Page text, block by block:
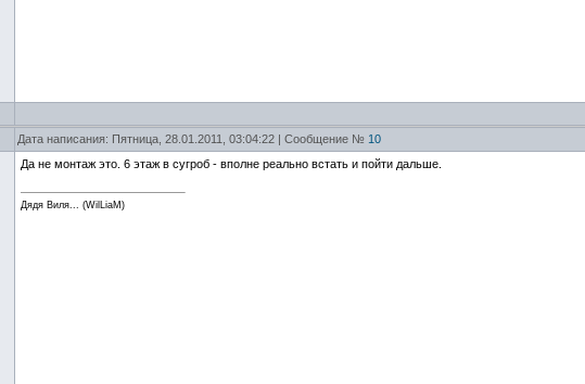
Дата написания: Пятница, 28.01.2011, 03:04:22 | Сообщение № 10
Да не монтаж это. 6 этаж в сугроб - вполне реально встать и пойти дальше.
Дядя Виля... (WilLiaM)